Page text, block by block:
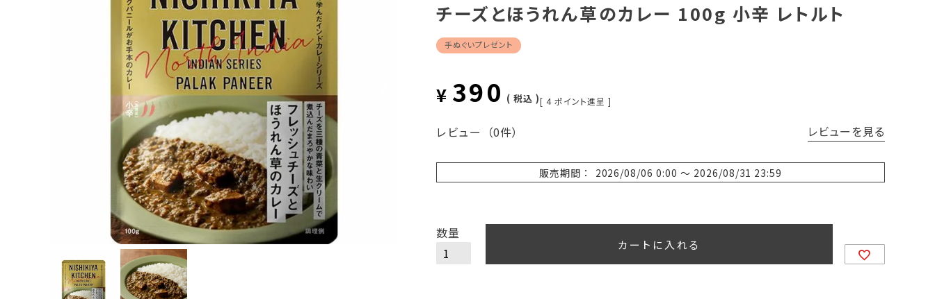
チーズとほうれん草のカレー 100g 小辛 レトルト
手ぬぐいプレゼント
¥ 390 税込 [ 4 ポイント進呈 ]
レビュー （0件） レビューを見る
販売期間 2026/08/06 0:00 〜 2026/08/31 23:59
カートに入れる